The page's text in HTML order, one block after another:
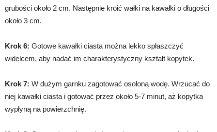
grubości około 2 cm. Następnie kroić wałki na kawałki o długości
około 3 cm.
Krok 6: Gotowe kawałki ciasta można lekko spłaszczyć
widelcem, aby nadać im charakterystyczny kształt kopytek.
Krok 7: W dużym garnku zagotować osoloną wodę. Wrzucać do
niej kawałki ciasta i gotować przez około 5-7 minut, aż kopytka
wypłyną na powierzchnię.